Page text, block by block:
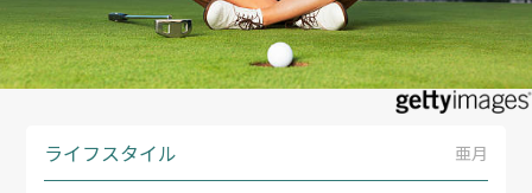
ライフスタイル 亜月